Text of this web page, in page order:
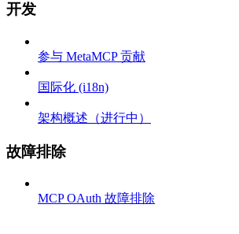
开发
参与 MetaMCP 贡献
国际化 (i18n)
架构概述（进行中）
故障排除
MCP OAuth 故障排除